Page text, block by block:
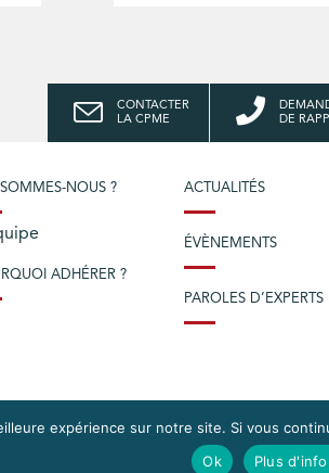
CONTACTER
LA CPME
DE
NOUS ?
ADHÉRER ?
ACTUALITÉS
ÉVÈNEMENTS
PAROLES D’EXPERTS
expérience sur notre site. Si vous
Ok
Plus